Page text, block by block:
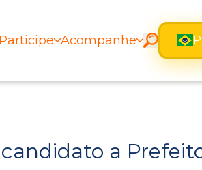
Participe Acompanhe
a